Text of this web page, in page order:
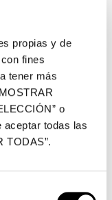
propias y de
fines
tener más
o
aceptar todas las
TODAS”.
norte-sur
marzo los
con
se analizará, entre
en el
en el Norte de
una exposición
sobre